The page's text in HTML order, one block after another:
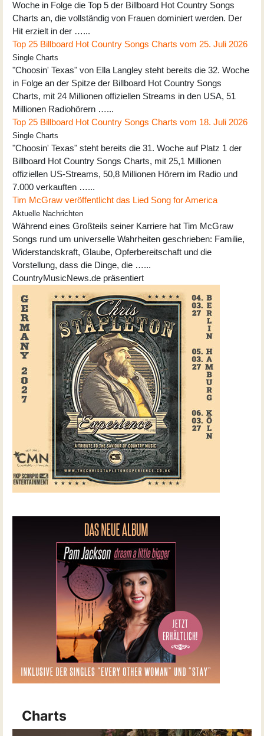
Woche in Folge die Top 5 der Billboard Hot Country Songs
Charts an, die vollständig von Frauen dominiert werden. Der
Hit erzielt in der …...
Top 25 Billboard Hot Country Songs Charts vom 25. Juli 2026
Single Charts
"Choosin' Texas" von Ella Langley steht bereits die 32. Woche
in Folge an der Spitze der Billboard Hot Country Songs
Charts, mit 24 Millionen offiziellen Streams in den USA, 51
Millionen Radiohörern …...
Top 25 Billboard Hot Country Songs Charts vom 18. Juli 2026
Single Charts
"Choosin' Texas" steht bereits die 31. Woche auf Platz 1 der
Billboard Hot Country Songs Charts, mit 25,1 Millionen
offiziellen US-Streams, 50,8 Millionen Hörern im Radio und
7.000 verkauften …...
Tim McGraw veröffentlicht das Lied Song for America
Aktuelle Nachrichten
Während eines Großteils seiner Karriere hat Tim McGraw
Songs rund um universelle Wahrheiten geschrieben: Familie,
Widerstandskraft, Glaube, Opferbereitschaft und die
Vorstellung, dass die Dinge, die …...
CountryMusicNews.de präsentiert
Charts